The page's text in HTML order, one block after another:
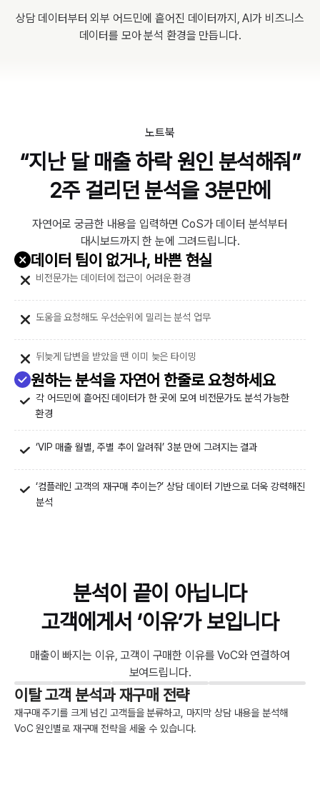
상담 데이터부터 외부 어드민에 흩어진 데이터까지, AI가 비즈니스
데이터를 모아 분석 환경을 만듭니다.
노트북
“지난 달 매출 하락 원인 분석해줘”
2주 걸리던 분석을 3분만에
자연어로 궁금한 내용을 입력하면 CoS가 데이터 분석부터
대시보드까지 한 눈에 그려드립니다.
데이터 팀이 없거나, 바쁜 현실
비전문가는 데이터에 접근이 어려운 환경
도움을 요청해도 우선순위에 밀리는 분석 업무
뒤늦게 답변을 받았을 땐 이미 늦은 타이밍
원하는 분석을 자연어 한줄로 요청하세요
각 어드민에 흩어진 데이터가 한 곳에 모여 비전문가도 분석 가능한
환경
‘VIP 매출 월별, 주별 추이 알려줘’ 3분 만에 그려지는 결과
‘컴플레인 고객의 재구매 추이는?’ 상담 데이터 기반으로 더욱 강력해진
분석
분석이 끝이 아닙니다
고객에게서 ‘이유’가 보입니다
매출이 빠지는 이유, 고객이 구매한 이유를 VoC와 연결하여
보여드립니다.
이탈 고객 분석과 재구매 전략
재구매 주기를 크게 넘긴 고객들을 분류하고, 마지막 상담 내용을 분석해
VoC 원인별로 재구매 전략을 세울 수 있습니다.